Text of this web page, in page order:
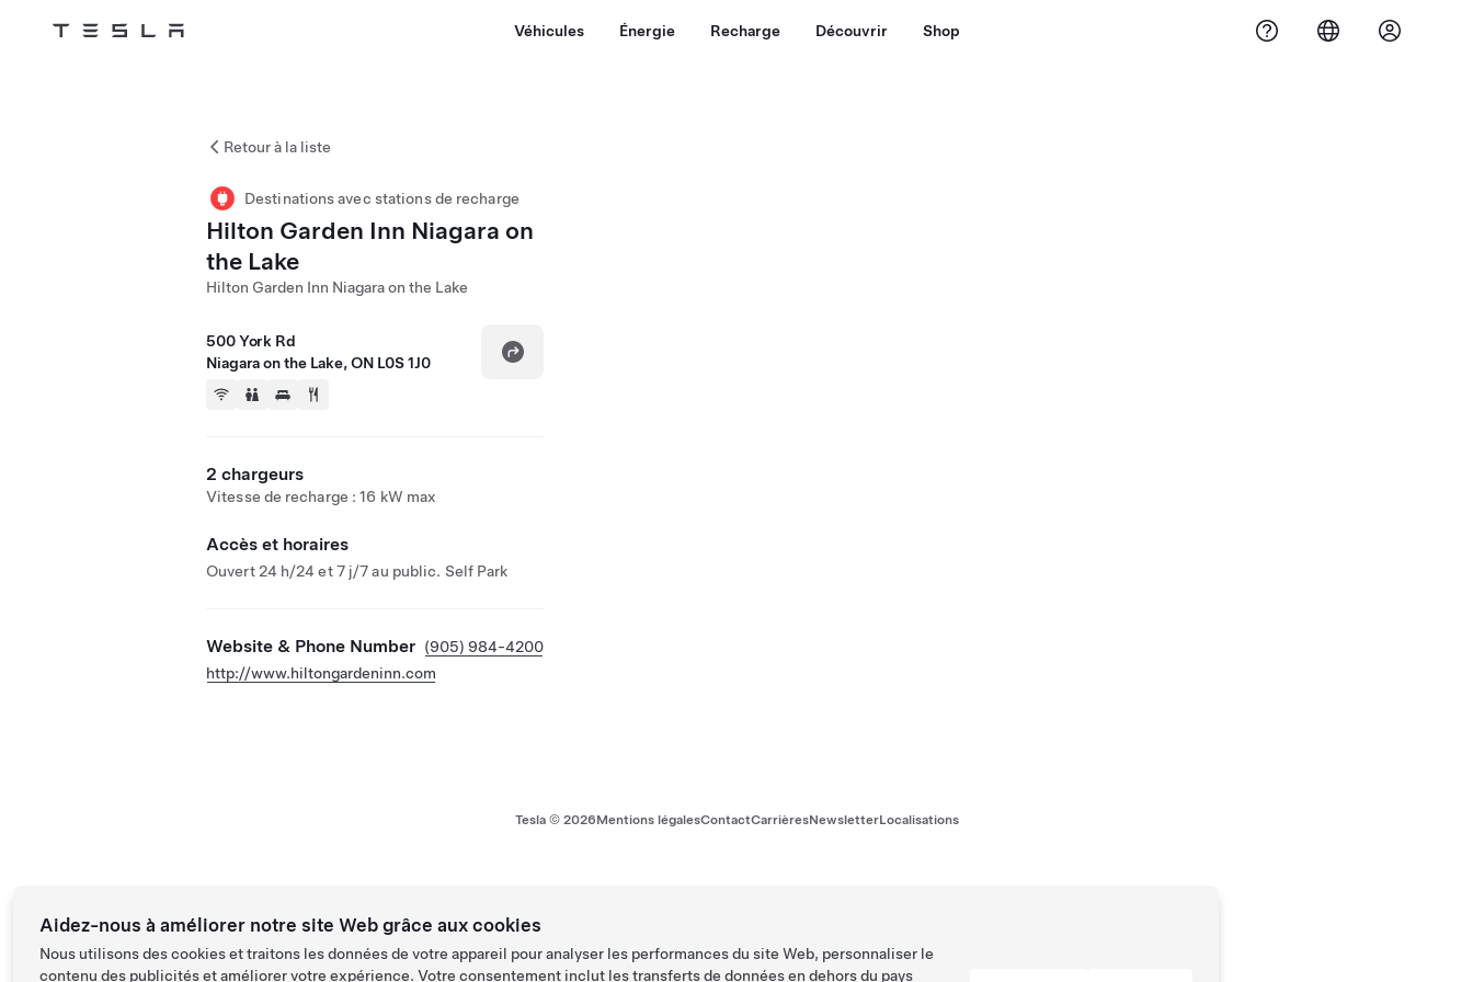
Tesla Véhicules Énergie Recharge Découvrir Shop
Retour à la liste
Destinations avec stations de recharge
Hilton Garden Inn Niagara on
the Lake
Hilton Garden Inn Niagara on the Lake
500 York Rd
Niagara on the Lake, ON L0S 1J0
2 chargeurs
Vitesse de recharge : 16 kW max
Accès et horaires
Ouvert 24 h/24 et 7 j/7 au public. Self Park
Website & Phone Number (905) 984-4200
http://www.hiltongardeninn.com
Tesla © 2026Mentions légalesContactCarrièresNewsletterLocalisations
Aidez-nous à améliorer notre site Web grâce aux cookies
Nous utilisons des cookies et traitons les données de votre appareil pour analyser les performances du site Web, personnaliser le
contenu des publicités et améliorer votre expérience. Votre consentement inclut les transferts de données en dehors du pays